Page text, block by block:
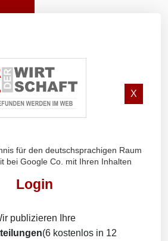
X
für den deutschsprachigen Raum
bei Google Co. mit Ihren Inhalten
Login
publizieren Ihre
(6 kostenlos in 12